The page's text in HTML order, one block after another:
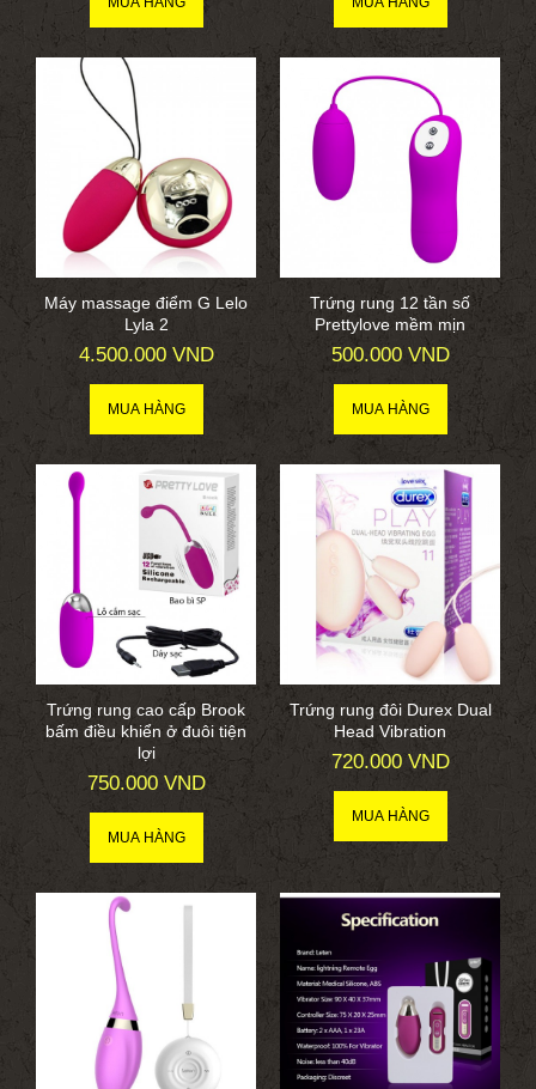
Máy massage điểm G Lelo
Lyla 2
4.500.000 VND
Trứng rung 12 tần số
Prettylove mềm mịn
500.000 VND
Trứng rung cao cấp Brook
bấm điều khiển ở đuôi tiện
lợi
750.000 VND
Trứng rung đôi Durex Dual
Head Vibration
720.000 VND